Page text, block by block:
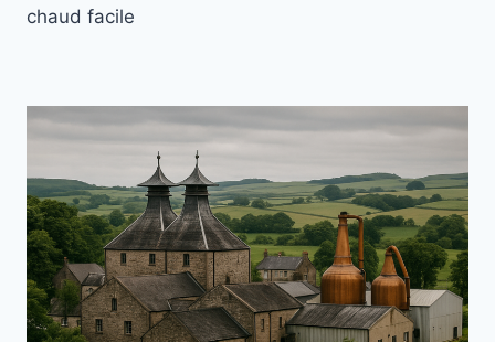
chaud facile